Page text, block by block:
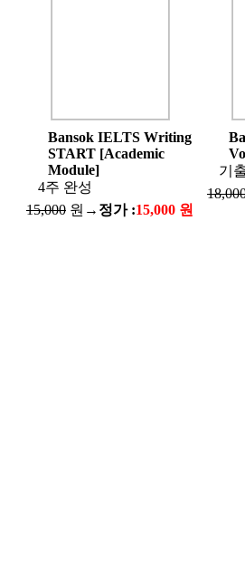
Bansok IELTS Writing
START [Academic
Module]
4주 완성
15,000 원→ 정가 :15,000 원
기